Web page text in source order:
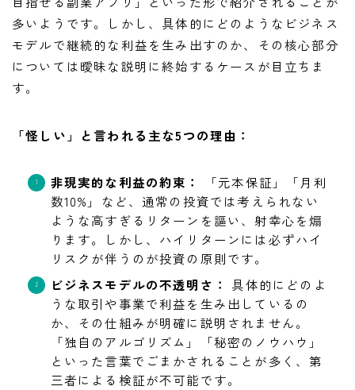
多いようです。しかし、具体的にどのようなビジネス
モデルで継続的な利益を生み出すのか、その核心部分
については曖昧な説明に終始するケースが目立ちま
す。
「怪しい」と言われる主な5つの理由：
非現実的な利益の約束：
「元本保証」「月利
数10%」など、通常の投資では考えられない
ような高すぎるリターンを謳い、射幸心を煽
ります。しかし、ハイリターンには必ずハイ
リスクが伴うのが投資の原則です。
ビジネスモデルの不透明さ：
具体的にどのよ
うな取引や事業で利益を生み出しているの
か、その仕組みが明確に説明されません。
「独自のアルゴリズム」「秘密のノウハウ」
といった言葉でごまかされることが多く、第
三者による検証が不可能です。